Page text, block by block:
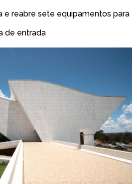
e reabre sete equipamentos para
de entrada